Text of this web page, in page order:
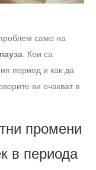
само на
. Кои са
период и как да
ви очакват в
промени
в периода